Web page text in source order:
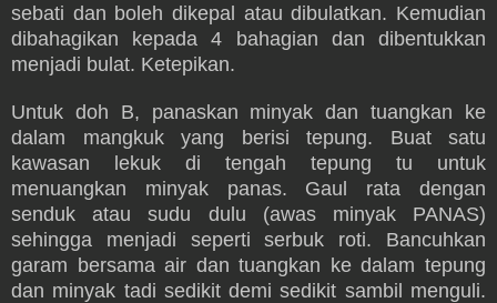
sebati dan boleh dikepal atau dibulatkan. Kemudian
dibahagikan kepada 4 bahagian dan dibentukkan
menjadi bulat. Ketepikan.
Untuk doh B, panaskan minyak dan tuangkan ke
dalam mangkuk yang berisi tepung. Buat satu
kawasan lekuk di tengah tepung tu untuk
menuangkan minyak panas. Gaul rata dengan
senduk atau sudu dulu (awas minyak PANAS)
sehingga menjadi seperti serbuk roti. Bancuhkan
garam bersama air dan tuangkan ke dalam tepung
dan minyak tadi sedikit demi sedikit sambil menguli.